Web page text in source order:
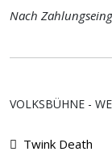
Nach
VOLKSBÜHNE -
Twink Death